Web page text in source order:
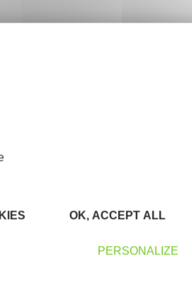
OK, ACCEPT ALL
PERSONALIZE